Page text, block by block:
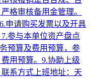
格审核备用金管理。
申请购买发票以及开具
参与本单位资产盘点
预算及费用预算，参
用预算。9.协助上级
系方式上班地址：天